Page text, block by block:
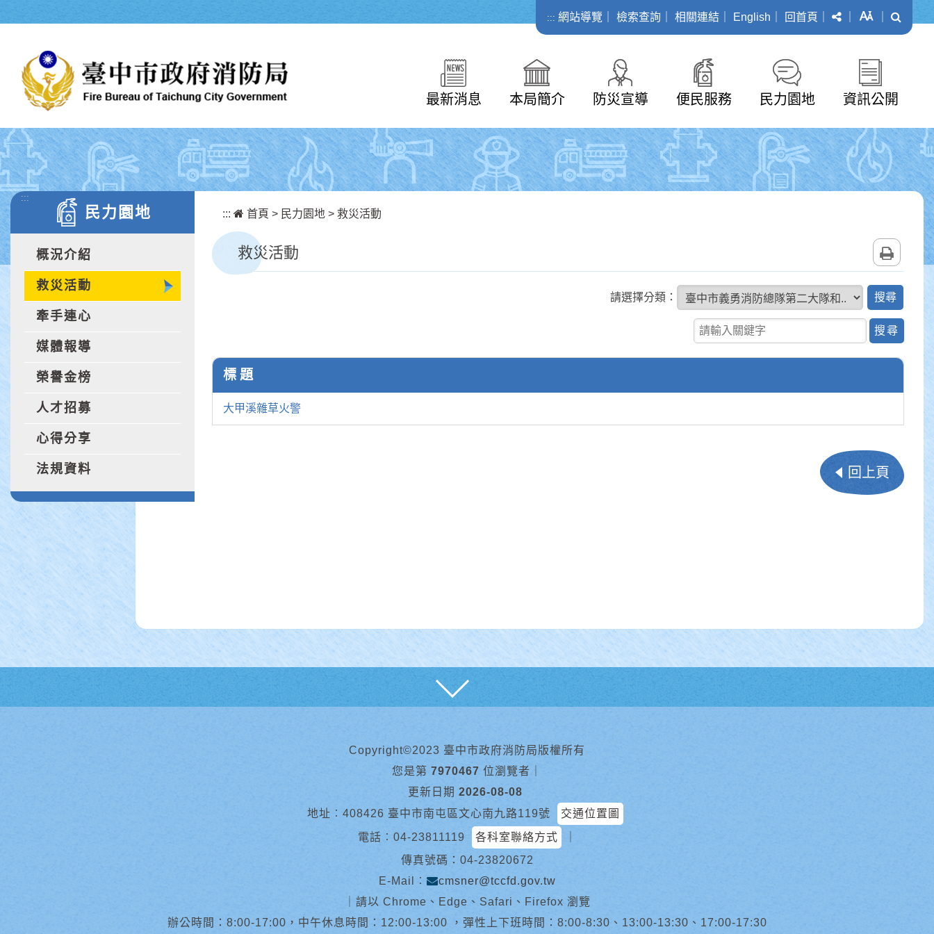
::: 網站導覽 檢索查詢 相關連結 English 回首頁 分享 字級
最新消息 本局簡介 防災宣導 便民服務 民力園地 資訊公開
:::
民力園地
概況介紹
救災活動
牽手連心
媒體報導
榮譽金榜
人才招募
心得分享
法規資料
::: 首頁 > 民力園地 > 救災活動
救災活動
請選擇分類：
關鍵字查詢
標 題
大甲溪雜草火警
回上頁
Copyright©2023 臺中市政府消防局版權所有
您是第 7970467 位瀏覽者
更新日期 2026-08-08
地址︰408426 臺中市南屯區文心南九路119號
交通位置圖
電話︰ 04-23811119 各科室聯絡方式
傳真號碼：04-23820672
E-Mail︰
cmsner@tccfd.gov.tw
請以 Chrome、Edge、Safari、Firefox 瀏覽
辦公時間：8:00-17:00，中午休息時間：12:00-13:00 ，彈性上下班時間：8:00-8:30、13:00-13:30、17:00-17:30